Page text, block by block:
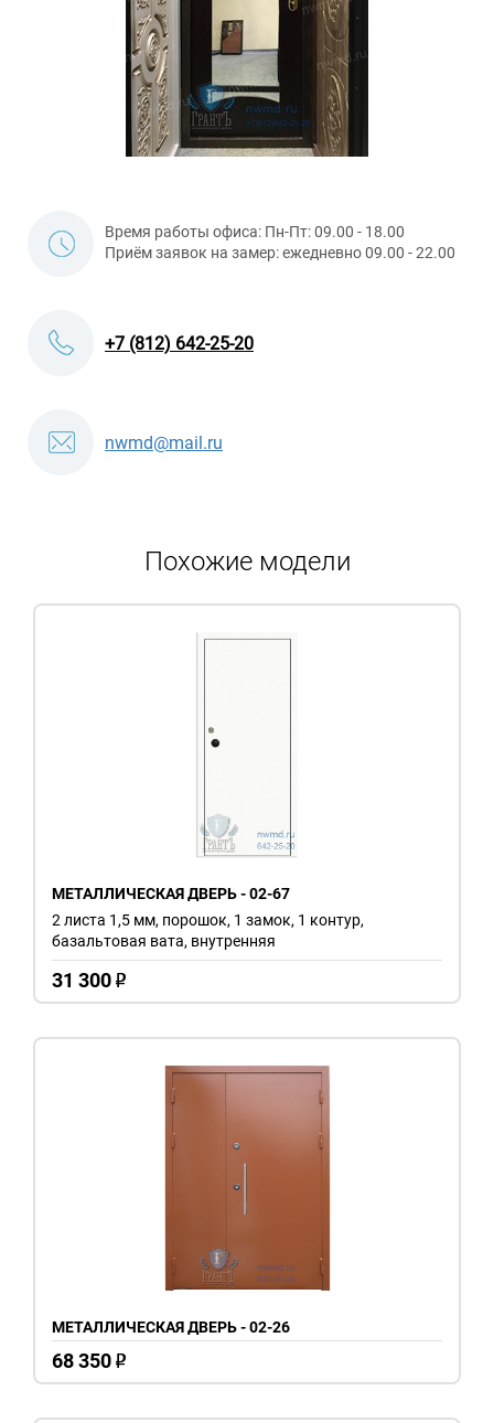
Время работы офиса: Пн-Пт: 09.00 - 18.00
Приём заявок на замер: ежедневно 09.00 - 22.00
+7 (812) 642-25-20
nwmd@mail.ru
Похожие модели
МЕТАЛЛИЧЕСКАЯ ДВЕРЬ - 02-67
31 300 o
2 листа 1,5 мм, порошок, 1 замок, 1 контур,
базальтовая вата, внутренняя
МЕТАЛЛИЧЕСКАЯ ДВЕРЬ - 02-26
68 350 o